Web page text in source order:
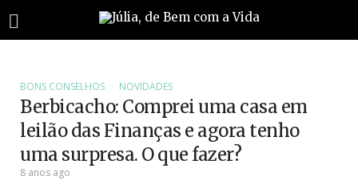
BONS CONSELHOS NOVIDADES
Berbicacho: Comprei uma casa em
leilão das Finanças e agora tenho
uma surpresa. O que fazer?
8 anos ago